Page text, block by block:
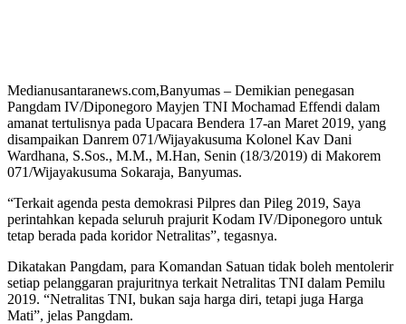
Medianusantaranews.com,Banyumas – Demikian penegasan
Pangdam IV/Diponegoro Mayjen TNI Mochamad Effendi dalam
amanat tertulisnya pada Upacara Bendera 17-an Maret 2019, yang
disampaikan Danrem 071/Wijayakusuma Kolonel Kav Dani
Wardhana, S.Sos., M.M., M.Han, Senin (18/3/2019) di Makorem
071/Wijayakusuma Sokaraja, Banyumas.
“Terkait agenda pesta demokrasi Pilpres dan Pileg 2019, Saya
perintahkan kepada seluruh prajurit Kodam IV/Diponegoro untuk
tetap berada pada koridor Netralitas”, tegasnya.
Dikatakan Pangdam, para Komandan Satuan tidak boleh mentolerir
setiap pelanggaran prajuritnya terkait Netralitas TNI dalam Pemilu
2019. “Netralitas TNI, bukan saja harga diri, tetapi juga Harga
Mati”, jelas Pangdam.